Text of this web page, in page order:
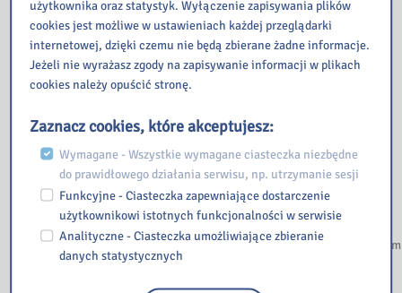
w przypadku braku możliwości złożenia zamówienia on-line
oferujemy telefoniczne oraz mailowe zamawianie pozycji,
osoby chcące zapisać się do Biblioteki prosimy o wcześniejsze
zapoznanie się z „Regulaminem Udostępniania Zbiorów i
dostępnym na stronie internetowej Biblioteki,
prosimy o nieprzychodzenie z dziećmi; obecność dziecka zwiększa
ilość osób prze-bywających w placówce, tym samym uniemożliwia
innym dorosłym Użytkownikom skorzystanie z usług Biblioteki,
prosimy o nieprzychodzenie do placówek Biblioteki w przypadku
stwierdzenia u siebie podwyższonej temperatury, bądź innych
objawów chorobowych, mogących wskazywać na zarażenie wirusem
COVID – 19. Osoby z wyraźnymi objawami chorobowymi zostaną
poproszone o opuszczenie Biblioteki.
użytkownika oraz statystyk. Wyłączenie zapisywania plików
cookies jest możliwe w ustawieniach każdej przeglądarki
internetowej, dzięki czemu nie będą zbierane żadne informacje.
Jeżeli nie wyrażasz zgody na zapisywanie informacji w plikach
cookies należy opuścić stronę.
Zaznacz cookies, które akceptujesz:
Wymagane - Wszystkie wymagane ciasteczka niezbędne
do prawidłowego działania serwisu, np. utrzymanie sesji
Funkcyjne - Ciasteczka zapewniające dostarczenie
użytkownikowi istotnych funkcjonalności w serwisie
Analityczne - Ciasteczka umożliwiające zbieranie
danych statystycznych